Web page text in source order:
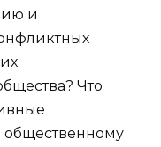
и
Что